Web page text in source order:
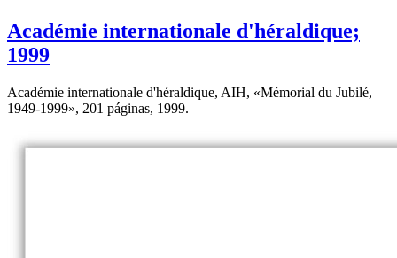
Académie internationale d'héraldique;
1999
Académie internationale d'héraldique, AIH, «Mémorial du Jubilé,
1949-1999», 201 páginas, 1999.